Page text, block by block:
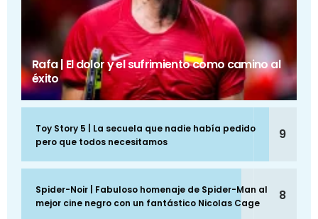
Rafa | El dolor y el sufrimiento como camino al
éxito
Toy Story 5 | La secuela que nadie había pedido
pero que todos necesitamos
9
Spider-Noir | Fabuloso homenaje de Spider-Man al
mejor cine negro con un fantástico Nicolas Cage
8